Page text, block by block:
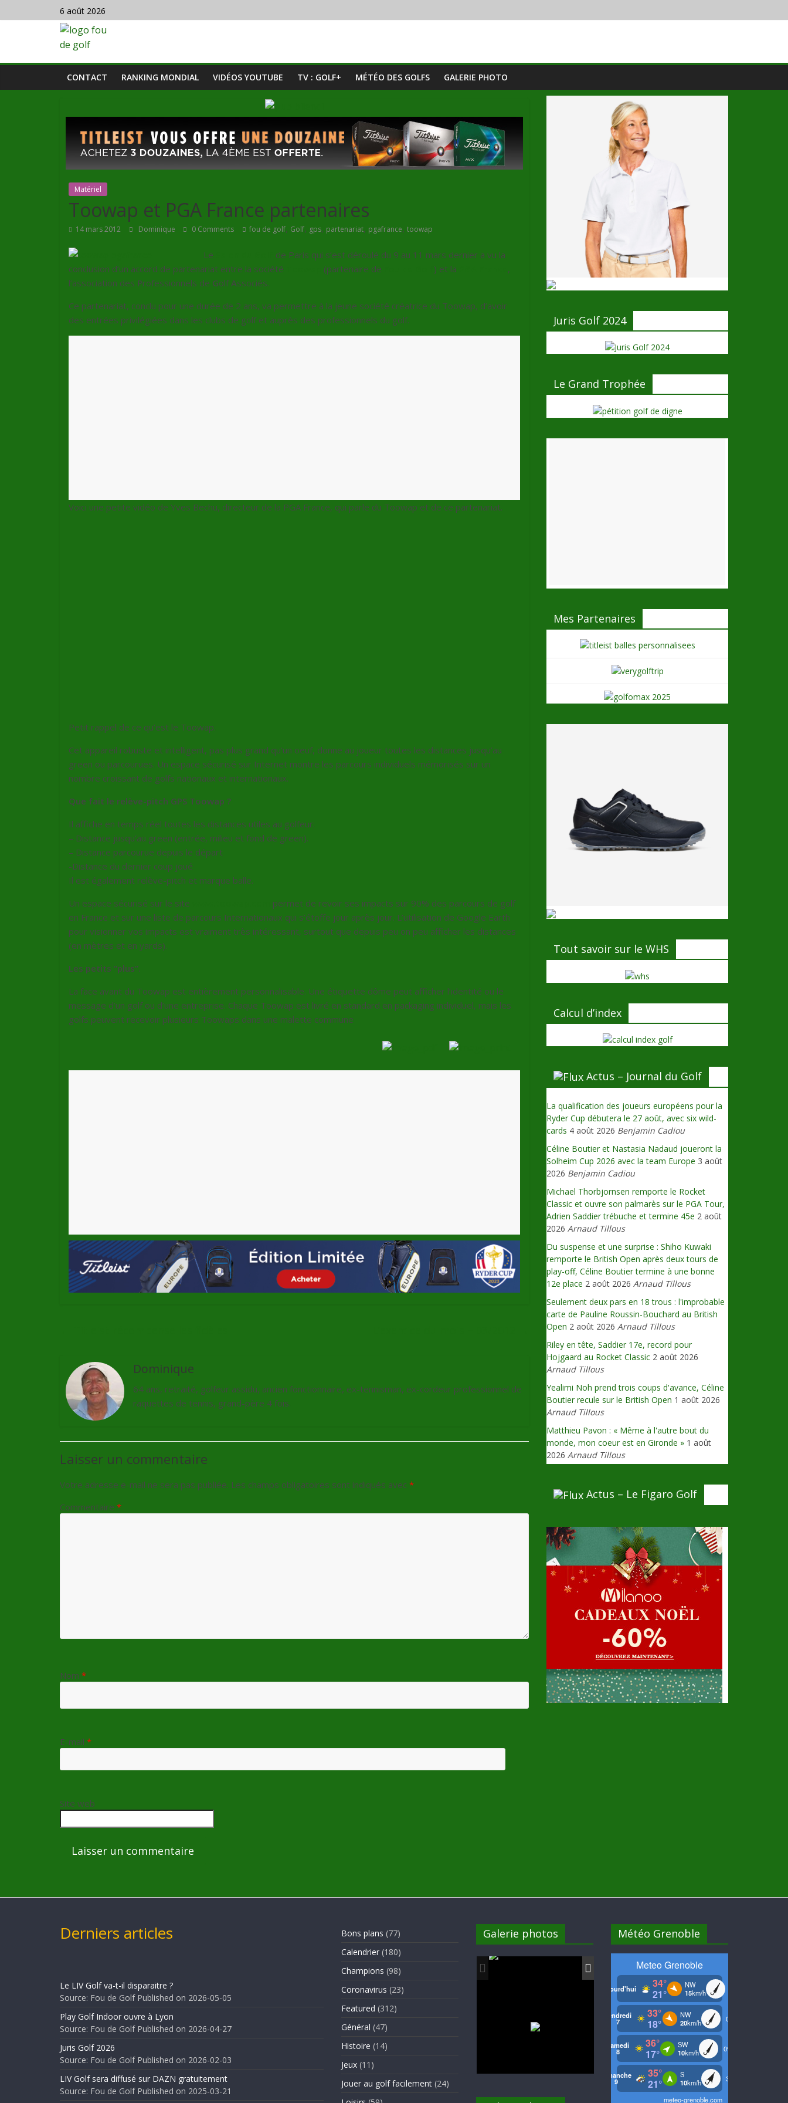
6 août 2026
CONTACT RANKING MONDIAL VIDÉOS YOUTUBE TV : GOLF+ MÉTÉO DES GOLFS GALERIE PHOTO
Matériel
Toowap et PGA France partenaires
14 mars 2012 Dominique 0 Comments fou de golf, Golf, gps, partenariat, pgafrance, toowap
Le
de Paris qui s’est déroulé du 9 au 11 mars dernier a vu la
conclusion d’un accord de partenariat entre la société
(partenaire de ) et la
,
l’association des Professionnels de GolfAssociés.
Ce partenariat, conclu pour une durée de 2 ans, va permettre à la jeune société créatrice du Toowap, d’avoir
des entrées privilégiées dans les clubs de golf et auprès des professionnels du golf.
Voici une petite vidéo de Yves Bechu, directeur de la PGA France, qui parle du Toowap et de ce partenariat.
Petit rappel de ce qu’est le Toowap.
Cet appareil robuste et intelligent, pas plus grand qu’un oeuf, donne au joueur toutes les distances jusqu’au
green ou parcourues. Un espace sécurisé sur Internet montre les parcours individuels mémorisés sur un
nombre croissant de golfs nationaux et internationaux.
Que fait le relève-pitch GPS Toowap ?
Il affiche en temps réel toutes les distances utiles au golfeur:
– Distance jusqu’au green (entrée, milieu et fond de green).
– Distance parcourue depuis le départ
-Distance du dernier coup joué
Il est également relève-pitch et marque balle.
Un espace sécurisé sur le site
permet de revoir ses impacts sur 90% des parcours de golf
en France et sur une liste de parcours Internationaux qui s’étoffe jour après jour. L’utilisation de Google Earth
pour visionner vos impacts est vraiment très intéressant, surtout que depuis peu on peu afficher les distances
(en mètres et en yards).
Les petits “plus”.
La face avant du Toowap est entièrement personnalisable. Une étiquette dôme peut afficher l’identité ou le
message d’un golf ou d’une entreprise. Chaque Toowap est livré en standard en packaging individuel, mais les
golfs peuvent recevoir plusieurs Toowaps dans une malette commune
Dominique
64 ans, retraité, golfeur assidu, ancien fonctionnaire, ex-tennisman, ex-cordeur professionnel de
raquettes de tennis, grand-père 4 fois.
Laisser un commentaire
Votre adresse e-mail ne sera pas publiée. Les champs obligatoires sont indiqués avec *
Commentaire *
Nom *
E-mail *
Site web
Juris Golf 2024
Le Grand Trophée
Mes Partenaires
Tout savoir sur le WHS
Calcul d’index
Actus – Journal du Golf
La qualification des joueurs européens pour la
Ryder Cup débutera le 27 août, avec six wild-
cards 4 août 2026 Benjamin Cadiou
Céline Boutier et Nastasia Nadaud joueront la
Solheim Cup 2026 avec la team Europe 3 août
2026 Benjamin Cadiou
Michael Thorbjornsen remporte le Rocket
Classic et ouvre son palmarès sur le PGA Tour,
Adrien Saddier trébuche et termine 45e 2 août
2026 Arnaud Tillous
Du suspense et une surprise : Shiho Kuwaki
remporte le British Open après deux tours de
play-off, Céline Boutier termine à une bonne
12e place 2 août 2026 Arnaud Tillous
Seulement deux pars en 18 trous : l'improbable
carte de Pauline Roussin-Bouchard au British
Open 2 août 2026 Arnaud Tillous
Riley en tête, Saddier 17e, record pour
Hojgaard au Rocket Classic 2 août 2026
Arnaud Tillous
Yealimi Noh prend trois coups d'avance, Céline
Boutier recule sur le British Open 1 août 2026
Arnaud Tillous
Matthieu Pavon : « Même à l'autre bout du
monde, mon coeur est en Gironde » 1 août
2026 Arnaud Tillous
Actus – Le Figaro Golf
Derniers articles
Le LIV Golf va-t-il disparaitre ?
Source: Fou de Golf Published on 2026-05-05
Play Golf Indoor ouvre à Lyon
Source: Fou de Golf Published on 2026-04-27
Juris Golf 2026
Source: Fou de Golf Published on 2026-02-03
LIV Golf sera diffusé sur DAZN gratuitement
Source: Fou de Golf Published on 2025-03-21
Bons plans (77)
Calendrier (180)
Champions (98)
Coronavirus (23)
Featured (312)
Général (47)
Histoire (14)
Jeux (11)
Jouer au golf facilement (24)
Galerie photos Météo Grenoble